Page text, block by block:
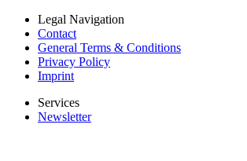
Legal Navigation
Contact
General Terms & Conditions
Privacy Policy
Imprint
Services
Newsletter